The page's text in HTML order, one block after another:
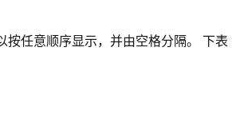
任意顺序显示，并由空格分隔。 下表